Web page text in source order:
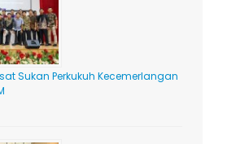
Sukan Perkukuh Kecemerlangan